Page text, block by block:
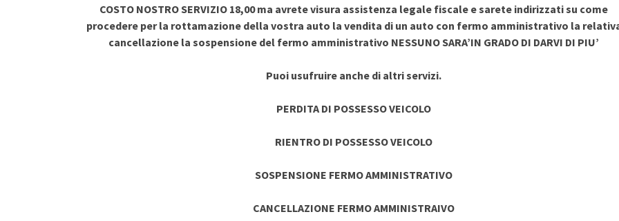
COSTO NOSTRO SERVIZIO 18,00 ma avrete visura assistenza legale fiscale e sarete indirizzati su come
procedere per la rottamazione della vostra auto la vendita di un auto con fermo amministrativo la
cancellazione la sospensione del fermo amministrativo NESSUNO SARA’IN GRADO DI DARVI DI PIU’
Puoi usufruire anche di altri servizi.
PERDITA DI POSSESSO VEICOLO
RIENTRO DI POSSESSO VEICOLO
SOSPENSIONE FERMO AMMINISTRATIVO
CANCELLAZIONE FERMO AMMINISTRAIVO